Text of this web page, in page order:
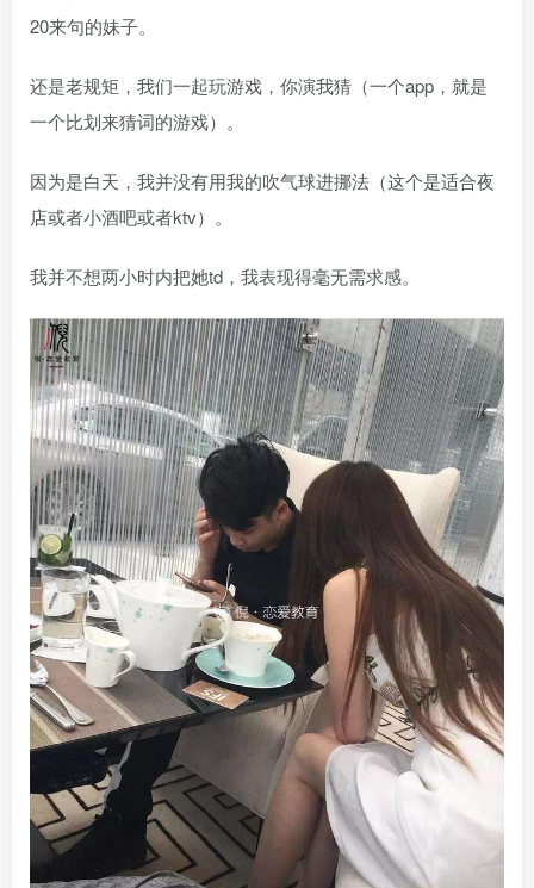
20来句的妹子。
还是老规矩，我们一起玩游戏，你演我猜（一个app，就是
一个比划来猜词的游戏）。
因为是白天，我并没有用我的吹气球进挪法（这个是适合夜
店或者小酒吧或者ktv）。
我并不想两小时内把她td，我表现得毫无需求感。